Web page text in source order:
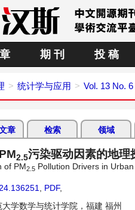
期 刊 投 稿
统计学与应用 Vol. 13 No.
章 检索 领域
2.5污染驱动因素的地理
of PM2.5 Pollution Drivers in
PDF,
大学数学与统计学院，福建 福州